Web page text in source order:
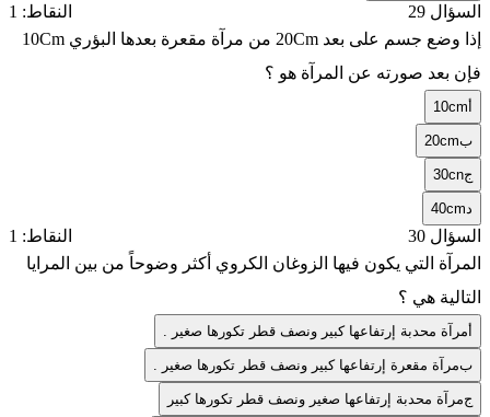
السؤال 29
النقاط: 1
إذا وضع جسم على بعد 20Cm من مرآة مقعرة بعدها البؤري 10Cm
فإن بعد صورته عن المرآة هو ؟
10cm
ب20cm
ج30cn
40cm
السؤال 30
النقاط: 1
المرآة التي يكون فيها الزوغان الكروي أكثر وضوحاً من بين المرايا
التالية هي ؟
مرآة محدبة إرتفاعها كبير ونصف قطر تكورها صغير .
بمرآة مقعرة إرتفاعها كبير ونصف قطر تكورها صغير .
جمرآة محدبة إرتفاعها صغير ونصف قطر تكورها كبير